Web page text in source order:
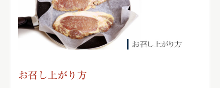
お召し上がり方